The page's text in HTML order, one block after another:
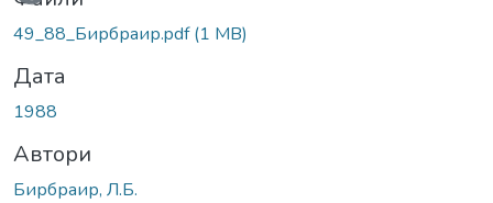
Вантажиться...
49_88_Бирбраир.pdf(1 MB)
Дата
1988
Автори
Бирбраир, Л.Б.